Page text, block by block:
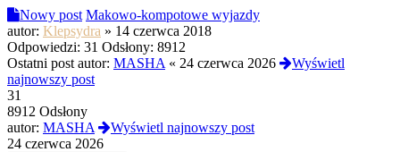
Nowy post Makowo-kompotowe wyjazdy
autor: Klepsydra » 14 czerwca 2018
Odpowiedzi: 31 Odsłony: 8912
Ostatni post autor: MASHA « 24 czerwca 2026
Wyświetl
najnowszy post
31
8912 Odsłony
autor: MASHA
Wyświetl najnowszy post
24 czerwca 2026